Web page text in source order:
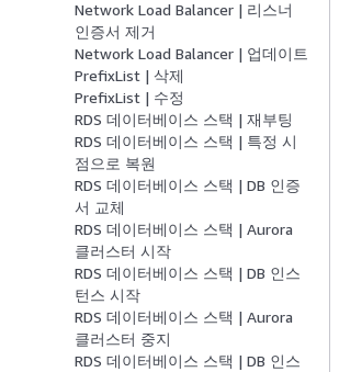
Network Load Balancer | 리스너
인증서 제거
Network Load Balancer | 업데이트
PrefixList | 삭제
PrefixList | 수정
RDS 데이터베이스 스택 | 재부팅
RDS 데이터베이스 스택 | 특정 시
점으로 복원
RDS 데이터베이스 스택 | DB 인증
서 교체
RDS 데이터베이스 스택 | Aurora
클러스터 시작
RDS 데이터베이스 스택 | DB 인스
턴스 시작
RDS 데이터베이스 스택 | Aurora
클러스터 중지
RDS 데이터베이스 스택 | DB 인스